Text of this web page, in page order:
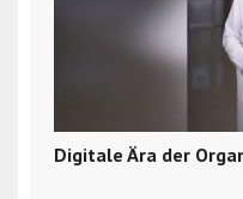
Digitale Ära der